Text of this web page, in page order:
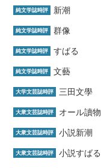
純文学誌時評 新潮
純文学誌時評 群像
純文学誌時評 すばる
純文学誌時評 文藝
大学文芸誌時評 三田文學
大衆文芸誌時評 オール讀物
大衆文芸誌時評 小説新潮
大衆文芸誌時評 小説すばる